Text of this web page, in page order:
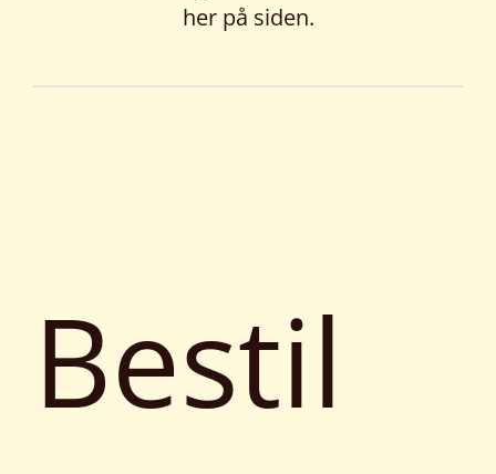
her på siden.
Bestil